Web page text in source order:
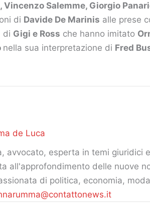
Vincenzo Salemme, Giorgio
di Davide De Marinis alle prese
di Gigi e Ross che hanno imitato
nella sua interpretazione di Fred
de Luca
avvocato, esperta in temi giuridici
all'approfondimento delle nuove
di politica, economia,